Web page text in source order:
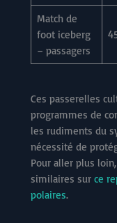
Match de
foot iceberg
– passagers
Ces passerelles
programmes de
les rudiments du
nécessité de
Pour aller plus
similaires sur ce
polaires.